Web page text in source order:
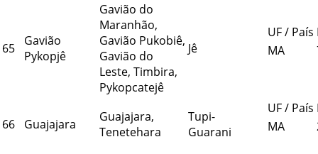
65
Gavião
Pykopjê
Gavião do
Maranhão,
Gavião Pukobiê,
Gavião do
Leste, Timbira,
Pykopcatejê
Jê
UF / País
MA
66 Guajajara
Guajajara,
Tenetehara
Tupi-
Guarani
UF / País
MA